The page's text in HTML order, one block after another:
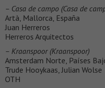
– Casa de campo (Casa de
Artà, Mallorca, España
Juan Herreros
Herreros Arquitectos
– Kraanspoor (Kraanspoor)
Amsterdam Norte, Países
Trude Hooykaas, Julian Wolse
OTH